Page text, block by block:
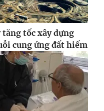
nếu không có sự chấp
khi phát hành lại
tăng tốc xây dựng
cung ứng đất hiếm